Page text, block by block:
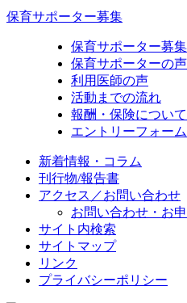
保育サポーター募集
保育サポーター募
保育サポーターの声
利用医師の声
活動までの流れ
報酬・保険について
エントリーフォーム
新着情報・コラム
刊行物/報告書
アクセス／お問い合わせ
お問い合わせ・お
サイト内検索
サイトマップ
リンク
プライバシーポリシー